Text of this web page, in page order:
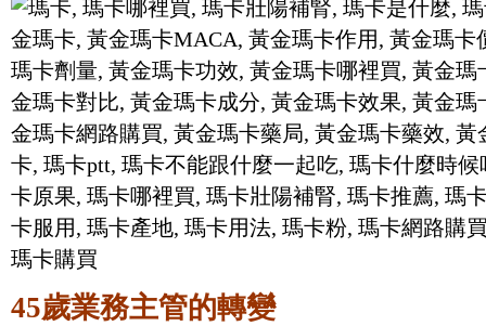
45歲業務主管的轉變